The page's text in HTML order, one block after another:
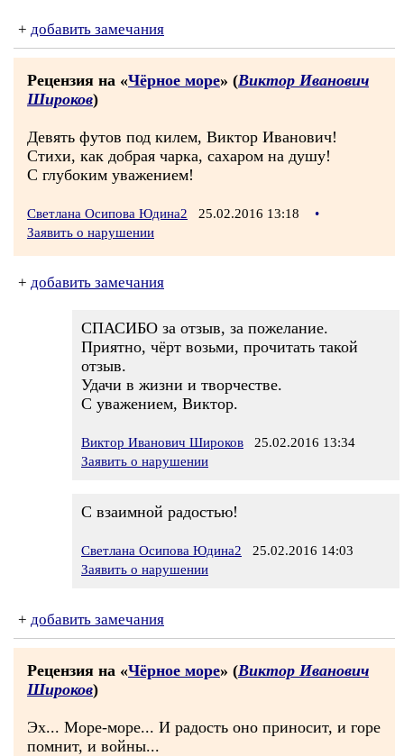
+ добавить замечания
Рецензия на «Чёрное море» (Виктор Иванович
Широков)
Девять футов под килем, Виктор Иванович!
Стихи, как добрая чарка, сахаром на душу!
С глубоким уважением!
Светлана Осипова Юдина2 25.02.2016 13:18
•
Заявить о нарушении
+ добавить замечания
СПАСИБО за отзыв, за пожелание.
Приятно, чёрт возьми, прочитать такой
отзыв.
Удачи в жизни и творчестве.
С уважением, Виктор.
Виктор Иванович Широков 25.02.2016 13:34
Заявить о нарушении
С взаимной радостью!
Светлана Осипова Юдина2 25.02.2016 14:03
Заявить о нарушении
+ добавить замечания
Рецензия на «Чёрное море» (Виктор Иванович
Широков)
Эх... Море-море... И радость оно приносит, и горе
помнит, и войны...